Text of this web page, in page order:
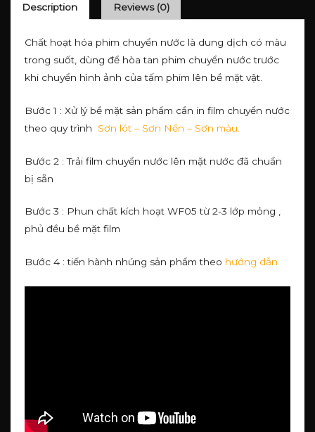
Description Reviews (0)
Chất hoạt hóa phim chuyển nước là dung dịch có màu
trong suốt, dùng để hòa tan phim chuyển nước trước
khi chuyển hình ảnh của tấm phim lên bề mặt vật.
Bước 1 : Xử lý bề mặt sản phẩm cần in film chuyển nước
theo quy trình
Sơn lót – Sơn Nền – Sơn màu.
Bước 2 : Trải film chuyển nước lên mặt nước đã chuẩn
bị sẵn
Bước 3 : Phun chất kích hoạt WF05 từ 2-3 lớp mỏng ,
phủ đều bề mặt film
Bước 4 : tiến hành nhúng sản phẩm theo hướng dẫn